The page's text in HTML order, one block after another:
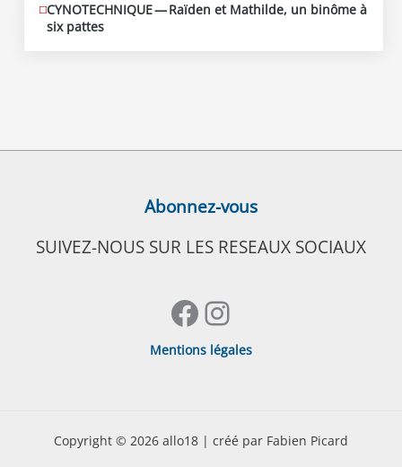
CYNOTECHNIQUE — Raïden et Mathilde, un binôme à
six pattes
Abonnez-vous
SUIVEZ-NOUS SUR LES RESEAUX SOCIAUX
Facebook
Instagram
Mentions légales
Copyright © 2026 allo18 | créé par Fabien Picard